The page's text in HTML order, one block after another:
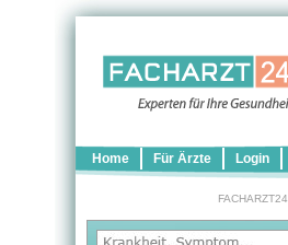
Home Für Ärzte Login
FACHARZT24